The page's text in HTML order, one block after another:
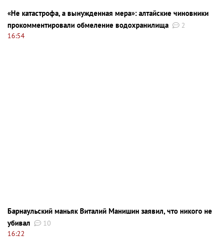
«Не катастрофа, а вынужденная мера»: алтайские чиновники
прокомментировали обмеление водохранилища
2
16:54
Барнаульский маньяк Виталий Манишин заявил, что никого не
убивал
10
16:22